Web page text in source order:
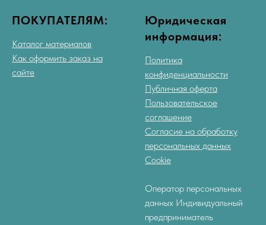
ПОКУПАТЕЛЯМ:
Каталог материалов
Как оформить заказ на
сайте
Юридическая
информация:
Политика
конфиденциальности
Публичная оферта
Пользовательское
соглашение
Согласие на обработку
персональных данных
Cookie
Оператор персональных
данных Индивидуальный
предприниматель